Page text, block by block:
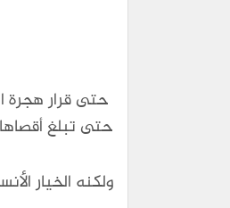
حتى قرار هجرة
حتى تبلغ
ولكنه الخيار